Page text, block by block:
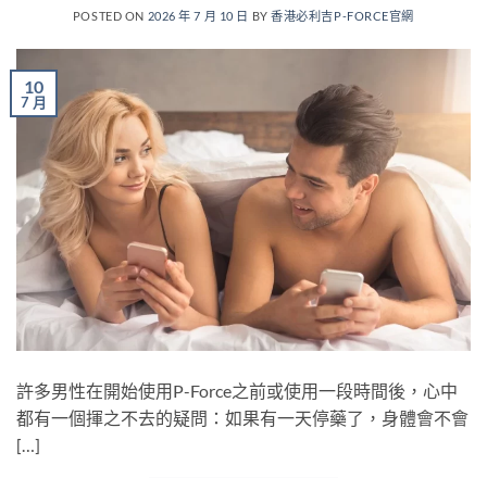
POSTED ON 2026 年 7 月 10 日 BY香港必利吉P-FORCE官網
10
7 月
許多男性在開始使用P-Force之前或使用一段時間後，心中
都有一個揮之不去的疑問：如果有一天停藥了，身體會不會
[…]